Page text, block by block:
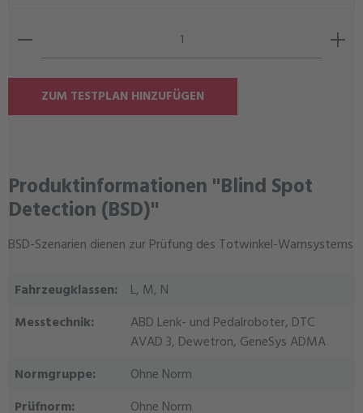
Produkt Anzahl: Gib den gewünschten Wert ein oder
ZUM TESTPLAN HINZUFÜGEN
Produktinformationen "Blind Spot
Detection (BSD)"
BSD-Szenarien dienen zur Prüfung des Totwinkel-Warnsystems
Fahrzeugklassen:
L, M, N
Messtechnik:
ABD Lenk- und Pedalroboter, DTC
AVAD 3, Dewetron, GeneSys ADMA
Normgruppe:
Ohne Norm
Prüfnorm:
Ohne Norm